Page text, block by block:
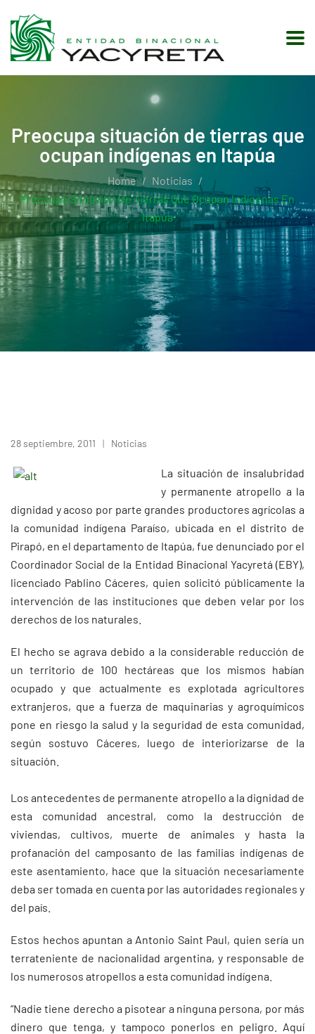
Preocupa situación de tierras que
ocupan indígenas en Itapúa
Home
Noticias
Preocupa Situación De Tierras Que Ocupan Indígenas En
Itapúa
28 septiembre, 2011 Noticias
La situación de insalubridad
y permanente atropello a la
dignidad y acoso por parte grandes productores agrícolas a
la comunidad indígena Paraíso, ubicada en el distrito de
Pirapó, en el departamento de Itapúa, fue denunciado por el
Coordinador Social de la Entidad Binacional Yacyretá (EBY),
licenciado Pablino Cáceres, quien solicitó públicamente la
intervención de las instituciones que deben velar por los
derechos de los naturales.
El hecho se agrava debido a la considerable reducción de
un territorio de 100 hectáreas que los mismos habían
ocupado y que actualmente es explotada agricultores
extranjeros, que a fuerza de maquinarias y agroquímicos
pone en riesgo la salud y la seguridad de esta comunidad,
según sostuvo Cáceres, luego de interiorizarse de la
situación.
Los antecedentes de permanente atropello a la dignidad de
esta comunidad ancestral, como la destrucción de
viviendas, cultivos, muerte de animales y hasta la
profanación del camposanto de las familias indígenas de
este asentamiento, hace que la situación necesariamente
deba ser tomada en cuenta por las autoridades regionales y
del país.
Estos hechos apuntan a Antonio Saint Paul, quien sería un
terrateniente de nacionalidad argentina, y responsable de
los numerosos atropellos a esta comunidad indígena.
“Nadie tiene derecho a pisotear a ninguna persona, por más
dinero que tenga, y tampoco ponerlos en peligro. Aquí